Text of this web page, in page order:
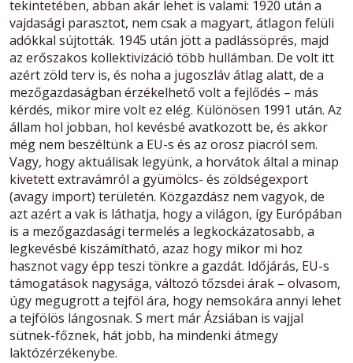
tekintetében, abban akár lehet is valami: 1920 után a
vajdasági parasztot, nem csak a magyart, átlagon felüli
adókkal sújtották. 1945 után jött a padlássöprés, majd
az erőszakos kollektivizáció több hullámban. De volt itt
azért zöld terv is, és noha a jugoszláv átlag alatt, de a
mezőgazdaságban érzékelhető volt a fejlődés – más
kérdés, mikor mire volt ez elég. Különösen 1991 után. Az
állam hol jobban, hol kevésbé avatkozott be, és akkor
még nem beszéltünk a EU-s és az orosz piacról sem.
Vagy, hogy aktuálisak legyünk, a horvátok által a minap
kivetett extravámról a gyümölcs- és zöldségexport
(avagy import) területén. Közgazdász nem vagyok, de
azt azért a vak is láthatja, hogy a világon, így Európában
is a mezőgazdasági termelés a legkockázatosabb, a
legkevésbé kiszámítható, azaz hogy mikor mi hoz
hasznot vagy épp teszi tönkre a gazdát. Időjárás, EU-s
támogatások nagysága, változó tőzsdei árak – olvasom,
úgy megugrott a tejföl ára, hogy nemsokára annyi lehet
a tejfölös lángosnak. S mert már Ázsiában is vajjal
sütnek-főznek, hát jobb, ha mindenki átmegy
laktózérzékenybe.